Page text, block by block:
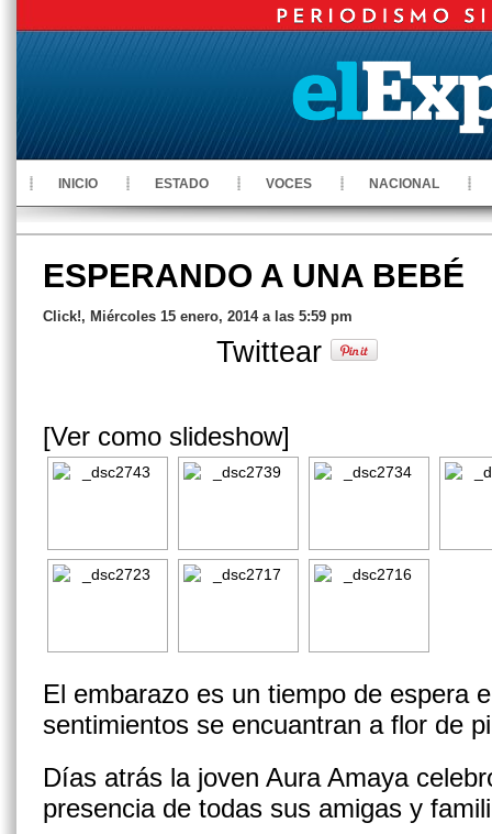
INICIO ESTADO VOCES NACIONAL
ESPERANDO A UNA BEBÉ
Click!, Miércoles 15 enero, 2014 a las 5:59 pm
Twittear
[Ver como slideshow]
El embarazo es un tiempo de espera
sentimientos se encuantran a flor de
Días atrás la joven Aura Amaya
presencia de todas sus amigas y